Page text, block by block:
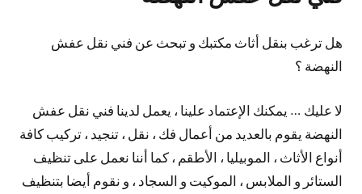
هل ترغب بنقل أثاث مكتبك و تبحث عن فني نقل عفش
النهضة ؟
لا عليك … يمكنك الإعتماد علينا ، يعمل لدينا فني نقل عفش
النهضة يقوم بالعديد من أعمال فك ، نقل ، تنجيد ، تركيب كافة
أنواع الأثاث ، الموبيليا ، الأطقم ، كما أننا نعمل على تنظيف
الستائر و الملابس ، الموكيت و السجاد ، و نقوم أيضا بتنظيف